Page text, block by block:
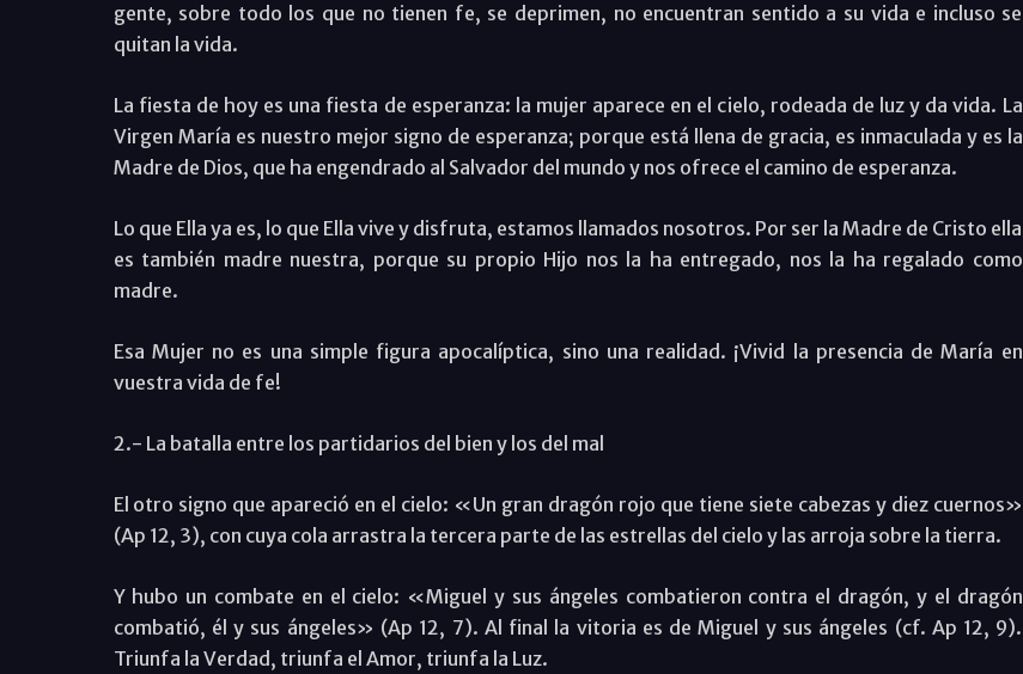
gente, sobre todo los que no tienen fe, se deprimen, no encuentran sentido a su vida e incluso se
quitan la vida.
La fiesta de hoy es una fiesta de esperanza: la mujer aparece en el cielo, rodeada de luz y da vida. La
Virgen María es nuestro mejor signo de esperanza; porque está llena de gracia, es inmaculada y es la
Madre de Dios, que ha engendrado al Salvador del mundo y nos ofrece el camino de esperanza.
Lo que Ella ya es, lo que Ella vive y disfruta, estamos llamados nosotros. Por ser la Madre de Cristo ella
es también madre nuestra, porque su propio Hijo nos la ha entregado, nos la ha regalado como
madre.
Esa Mujer no es una simple figura apocalíptica, sino una realidad. ¡Vivid la presencia de María en
vuestra vida de fe!
2.- La batalla entre los partidarios del bien y los del mal
El otro signo que apareció en el cielo: «Un gran dragón rojo que tiene siete cabezas y diez cuernos»
(Ap 12, 3), con cuya cola arrastra la tercera parte de las estrellas del cielo y las arroja sobre la tierra.
Y hubo un combate en el cielo: «Miguel y sus ángeles combatieron contra el dragón, y el dragón
combatió, él y sus ángeles» (Ap 12, 7). Al final la vitoria es de Miguel y sus ángeles (cf. Ap 12, 9).
Triunfa la Verdad, triunfa el Amor, triunfa la Luz.